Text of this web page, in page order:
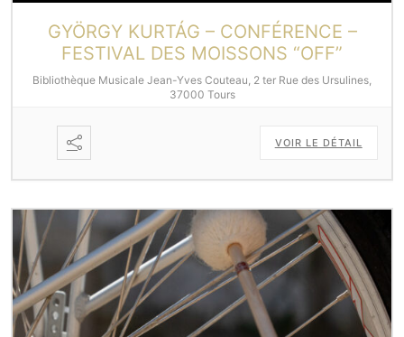
GYÖRGY KURTÁG – CONFÉRENCE –
FESTIVAL DES MOISSONS “OFF”
Bibliothèque Musicale Jean-Yves Couteau, 2 ter Rue des Ursulines,
37000 Tours
VOIR LE DÉTAIL